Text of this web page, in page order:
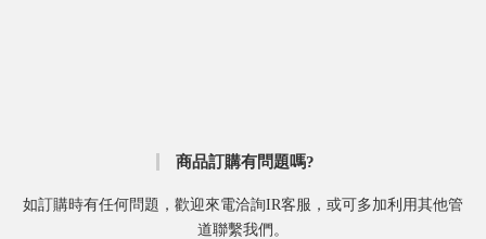
商品訂購有問題嗎?
如訂購時有任何問題，歡迎來電洽詢IR客服，或可多加利用其他管
道聯繫我們。